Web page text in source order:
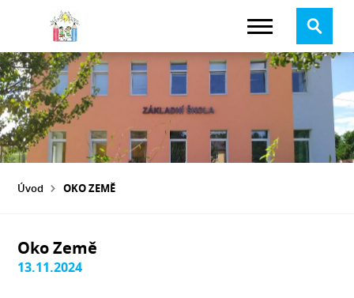
Úvod OKO ZEMĚ
Oko Země
13.11.2024